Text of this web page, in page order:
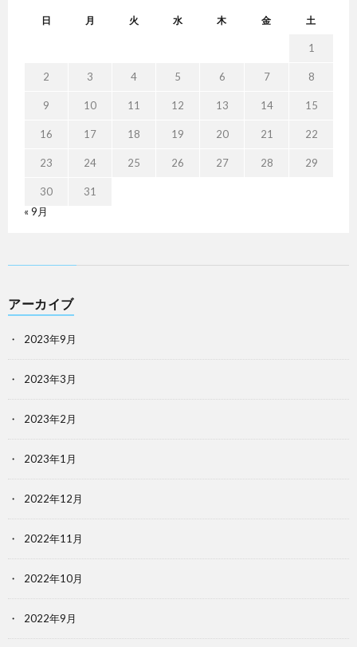
日 月 火 水 木 金 土
1
2 3 4 5 6 7 8
9 10 11 12 13 14 15
16 17 18 19 20 21 22
23 24 25 26 27 28 29
30
31
« 9月
アーカイブ
2023年9月
2023年3月
2023年2月
2023年1月
2022年12月
2022年11月
2022年10月
2022年9月